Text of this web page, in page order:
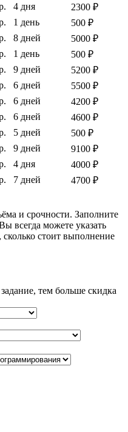
4 дня
2300 ₽
1 день
500 ₽
8 дней
5000 ₽
1 день
500 ₽
9 дней
5200 ₽
6 дней
5500 ₽
6 дней
4200 ₽
6 дней
4600 ₽
5 дней
500 ₽
9 дней
9100 ₽
4 дня
4000 ₽
7 дней
4700 ₽
и срочности. Заполните
всегда можете указать
стоит выполнение
тем больше скидка